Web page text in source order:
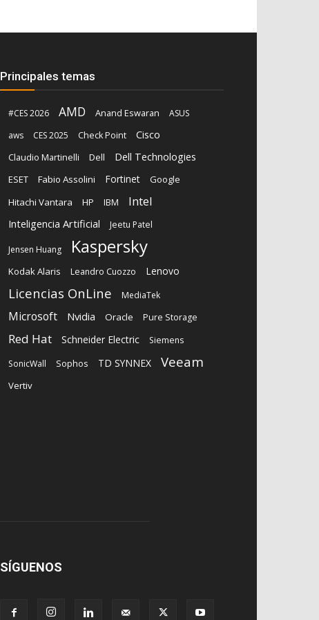
Principales temas
#CES 2026 AMD Anand Eswaran
ASUS
aws
CES 2025 Check Point Cisco
Claudio Martinelli Dell Dell Technologies
ESET Fabio Assolini Fortinet
Google
Hitachi Vantara
HP IBM Intel
Inteligencia Artificial Jeetu Patel
Jensen Huang Kaspersky
Kodak Alaris Leandro Cuozzo Lenovo
Licencias OnLine MediaTek
Microsoft Nvidia Oracle Pure Storage
Red Hat Schneider Electric
Siemens
SonicWall
Sophos TD SYNNEX Veeam
Vertiv
SÍGUENOS